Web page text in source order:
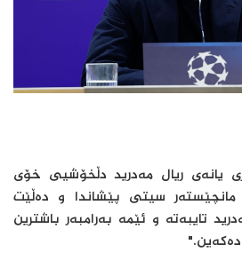
یانەی ریال مەدرید دڵخۆشیی خۆی
مانچێستەر سیتی پێشاندا و دەڵێت
تایبەتە و ئێمە بەرامبەر باشترین
دەکەین."